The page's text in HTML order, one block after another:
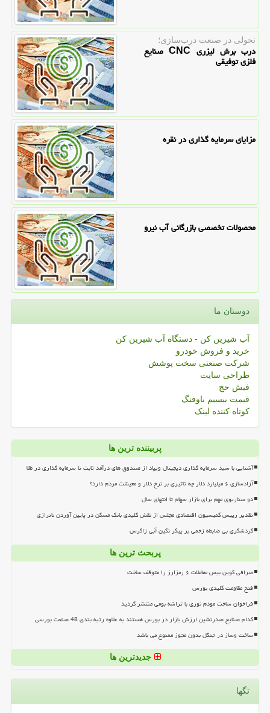
تحولی در صنعت درب‌سازی؛
درب برش لیزری CNC صنایع
فلزی توفیقی
مزایای سرمایه گذاری در نقره
محصولات تخصصی بازرگانی آب نیرو
دوستان ما
آب شیرین کن - دستگاه آب شیرین کن
خرید و فروش خودرو
شرکت صنعتی سخت پوشش
طراحی سایت
فیش حج
قیمت بیسیم باوفنگ
کوتاه کننده لینک
پربیننده ترین ها
آشنایی با سبد سرمایه گذاری دیجیتال ویپاد از صندوق های درآمد ثابت تا سرمایه گذاری در طلا
آزادسازی ۶ میلیارد دلار چه تاثیری بر نرخ دلار و معیشت مردم دارد؟
دو سناریوی مهم برای بازار سهام تا انتهای سال
تقدیر رییس کمیسیون اقتصادی مجلس از نقش کلیدی بانک مسکن در پایین آوردن ناترازی
گردشگری بی ضابطه زخمی بر پیکر نگین آبی زاگرس
پربحث ترین ها
صرافی کوین بیس معاملات ۶ رمزارز را متوقف ساخت
فتح مقاومت کلیدی بورس
فراخوان ساخت مودم نوری با تراشه بومی منتشر گردید
کدام صنایع صدرنشین ارزش بازار در بورس هستند به علاوه رتبه بندی 48 صنعت بورسی
ساخت وساز در جنگل بدون مجوز ممنوع می باشد
جدیدترین ها
تگها